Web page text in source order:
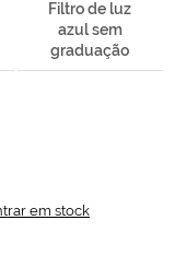
Filtro de luz
azul sem
graduação
em stock